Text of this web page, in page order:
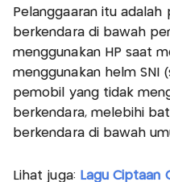
Pelanggaaran itu
berkendara di bawah
menggunakan HP saat
menggunakan helm SNI
pemobil yang tidak
berkendara, melebihi
berkendara di bawah
Lihat juga: Lagu Ciptaan